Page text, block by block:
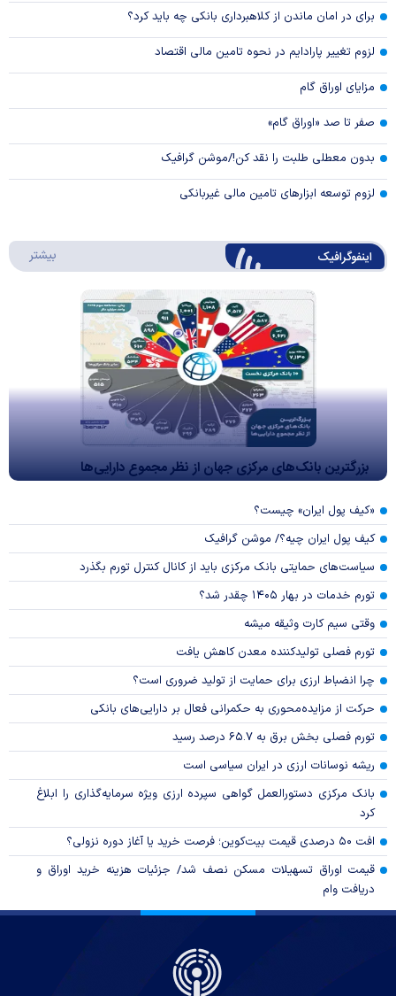
برای در امان ماندن از کلاهبرداری بانکی چه باید کرد؟
لزوم تغییر پارادایم در نحوه تامین مالی اقتصاد
مزایای اوراق گام
صفر تا صد «اوراق گام»
بدون معطلی طلبت را نقد کن!/موشن گرافیک
لزوم توسعه ابزارهای تامین مالی غیربانکی
اینفوگرافیک بیشتر
بزرگترین بانک‌های مرکزی جهان از نظر مجموع دارایی‌ها
«کیف پول ایران» چیست؟
کیف پول ایران چیه؟/ موشن گرافیک
سیاست‌های حمایتی بانک مرکزی باید از کانال کنترل تورم بگذرد
تورم خدمات در بهار ۱۴۰۵ چقدر شد؟
وقتی سیم کارت وثیقه میشه
تورم فصلی تولیدکننده معدن کاهش یافت
چرا انضباط ارزی برای حمایت از تولید ضروری است؟
حرکت از مزایده‌محوری به حکمرانی فعال بر دارایی‌های بانکی
تورم فصلی بخش برق به ۶۵.۷ درصد رسید
ریشه نوسانات ارزی در ایران سیاسی است
بانک مرکزی دستورالعمل گواهی سپرده ارزی ویژه سرمایه‌گذاری را ابلاغ
کرد
افت ۵۰ درصدی قیمت بیت‌کوین؛ فرصت خرید یا آغاز دوره نزولی؟
قیمت اوراق تسهیلات مسکن نصف شد/ جزئیات هزینه خرید اوراق و
دریافت وام